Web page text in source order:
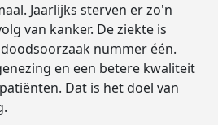
Jaarlijks sterven er zo'n
van kanker. De ziekte is
nummer één.
en een betere kwaliteit
Dat is het doel van